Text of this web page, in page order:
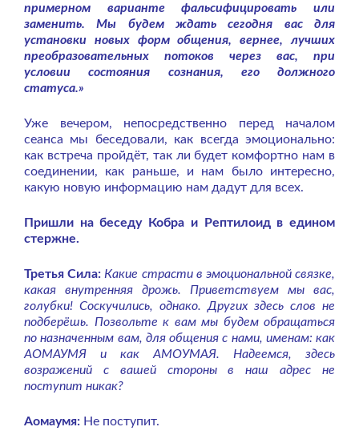
примерном варианте фальсифицировать или
заменить. Мы будем ждать сегодня вас для
установки новых форм общения, вернее, лучших
преобразовательных потоков через вас, при
условии состояния сознания, его должного
статуса.»
Уже вечером, непосредственно перед началом
сеанса мы беседовали, как всегда эмоционально:
как встреча пройдёт, так ли будет комфортно нам в
соединении, как раньше, и нам было интересно,
какую новую информацию нам дадут для всех.
Пришли на беседу Кобра и Рептилоид в едином
стержне.
Третья Сила: Какие страсти в эмоциональной связке,
какая внутренняя дрожь. Приветствуем мы вас,
голубки! Соскучились, однако. Других здесь слов не
подберёшь. Позвольте к вам мы будем обращаться
по назначенным вам, для общения с нами, именам: как
АОМАУМЯ и как АМОУМАЯ. Надеемся, здесь
возражений с вашей стороны в наш адрес не
поступит никак?
Аомаумя: Не поступит.